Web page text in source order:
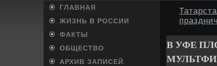
ГЛАВНАЯ
ЖИЗНЬ В РОССИИ
ФАКТЫ
ОБЩЕСТВО
АРХИВ ЗАПИСЕЙ
В УФЕ